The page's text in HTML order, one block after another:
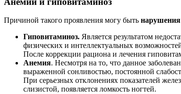
Причиной такого проявления могу быть нарушения
Гиповитаминоз. Является результатом
физических и интеллектуальных
После коррекции рациона и лечения
Анемия. Несмотря на то, что данное
выраженной сонливостью, постоянной
При серьезных отклонениях показателей
слизистой, появляется ломкость ногтей.